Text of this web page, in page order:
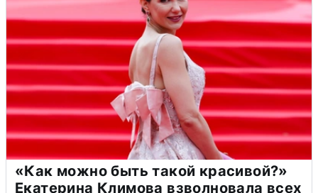
«Как можно быть такой красивой?»
Екатерина Климова взволновала всех